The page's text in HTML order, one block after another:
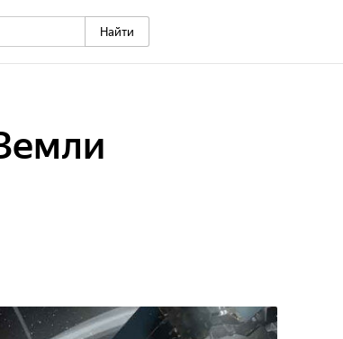
Найти